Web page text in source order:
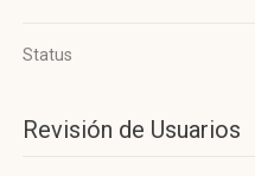
Status
Revisión de Usuarios